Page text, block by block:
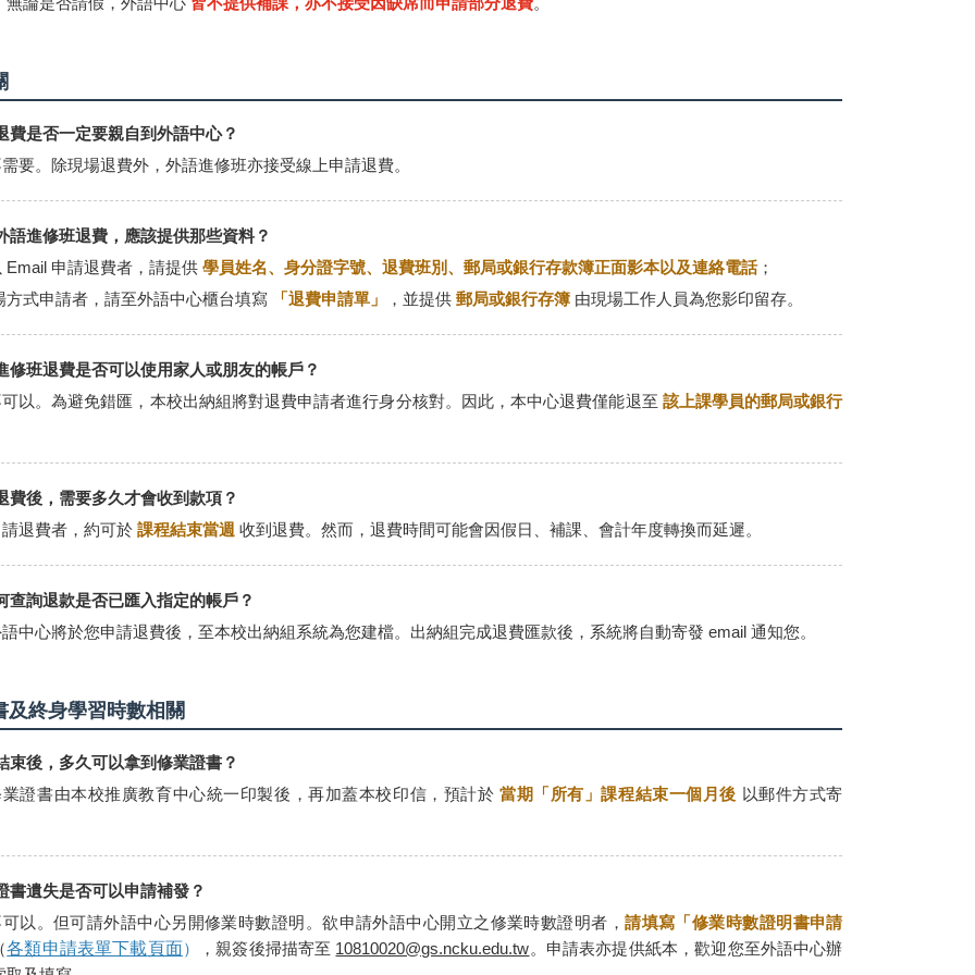
費是否一定要親自到外語中心？
要。除現場退費外，外語進修班亦接受線上申請退費。
語進修班退費，應該提供那些資料？
Email 申請退費者，請提供 學員姓名、身分證字號、退費班別、郵局或銀行存款簿正面影本以及連絡電話；
方式申請者，請至外語中心櫃台填寫
「退費申請單」 ，並提供 郵局或銀行存簿由現場工作人員為您影印留存。
修班退費是否可以使用家人或朋友的帳戶？
以。為避免錯匯，本校出納組將對退費申請者進行身分核對。因此，本中心退費僅能退至 該上課學員的郵局或銀行
費後，需要多久才會收到款項？
退費者，約可於 課程結束當週 收到退費。然而，退費時間可能會因假日、補課、會計年度轉換而延遲。
查詢退款是否已匯入指定的帳戶？
中心將於您申請退費後，至本校出納組系統為您建檔。出納組完成退費匯款後，系統將自動寄發 email 通知您。
及終身學習時數相關
束後，多久可以拿到修業證書？
業證書由本校推廣教育中心統一印製後，再加蓋本校印信，預計於當期「所有」課程結束一個月後 以郵件方式寄
書遺失是否可以申請補發？
可以。但可請外語中心另開修業時數證明。欲申請外語中心開立之修業時數證明者，請填寫「修業時數證明書申請
各類申請表單下載頁面） ，親簽後掃描寄至 10810020@gs.ncku.edu.tw。申請表亦提供紙本，歡迎您至外語中心辦